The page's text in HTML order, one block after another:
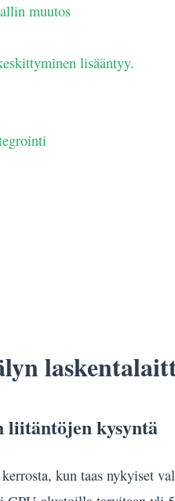
muutos
lisääntyy.
liitäntöjen kysyntä
kun taas